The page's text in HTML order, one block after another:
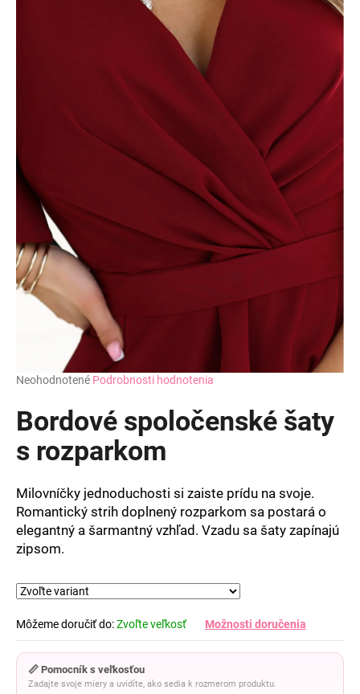
Priemerné
produktu
je
z
hviezdičiek.
Neohodnotené Podrobnosti hodnotenia
Bordové spoločenské šaty
s rozparkom
Milovníčky jednoduchosti si zaiste prídu na svoje.
Romantický strih doplnený rozparkom sa postará o
elegantný a šarmantný vzhľad. Vzadu sa šaty zapínajú
zipsom.
Môžeme doručiť do:Zvoľte veľkosť Možnosti doručenia
📏 Pomocník s veľkosťou
Zadajte svoje miery a uvidíte, ako sedia k rozmerom produktu.